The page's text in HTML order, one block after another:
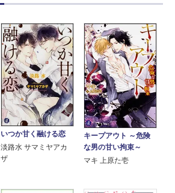
いつか甘く融ける恋
淡路水 サマミヤアカ
ザ
キープアウト ～危険
な男の甘い拘束～
マキ 上原た壱